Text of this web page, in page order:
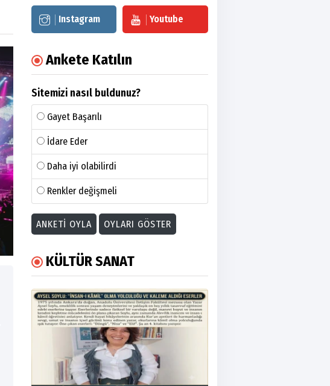
Instagram Youtube
Ankete Katılın
Sitemizi nasıl buldunuz?
Gayet Başarılı
İdare Eder
Daha iyi olabilirdi
Renkler değişmeli
ANKETI OYLA OYLARI GÖSTER
KÜLTÜR SANAT